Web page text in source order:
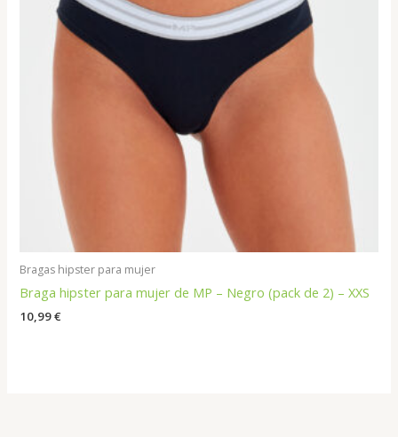
Bragas hipster para mujer
Braga hipster para mujer de MP – Negro (pack de 2) – XXS
10,99€